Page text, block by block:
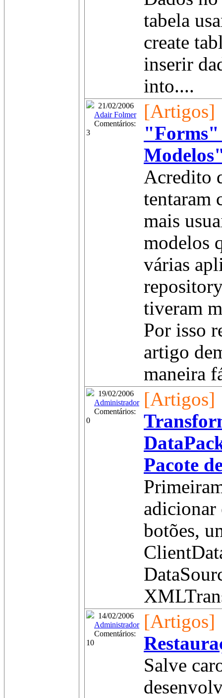
tabela
create
inserir
into....
21/02/2006
Adair Folmer
Comentários:
3
[Artigos]
"Forms"
Acredito
tentaram
mais
modelos
várias
tiveram
Por isso
artigo
maneira
19/02/2006
Administrador
Comentários:
0
[Artigos]
Pacote
adicionar
botões,
14/02/2006
Administrador
Comentários:
10
[Artigos]
Salve